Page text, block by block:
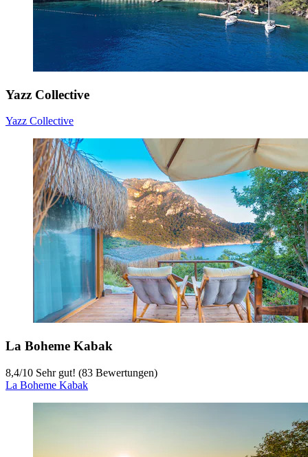
Yazz Collective
Yazz Collective
La Boheme Kabak
8,4/10 Sehr gut! (83 Bewertungen)
La Boheme Kabak